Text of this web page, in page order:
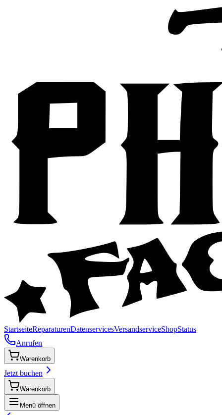
StartseiteReparaturenDatenservicesVersandserviceShopStatus
Anrufen
Warenkorb
Jetzt buchen
Warenkorb
Menü öffnen